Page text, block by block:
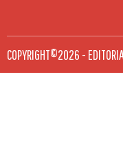
COPYRIGHT©2026 -